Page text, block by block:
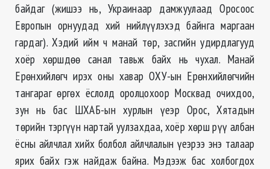
байдаг (жишээ нь, Украинаар дамжуулаад Оросоос
Европын орнуудад хий нийлүүлэхэд байнга маргаан
гардаг). Хэдий ийм ч манай төр, засгийн удирдлагууд
хоёр хөршдөө санал тавьж байх нь чухал. Манай
Ерөнхийлөгч ирэх оны хавар ОХУ-ын Ерөнхийлөгчийн
тангараг өргөх ёслолд оролцохоор Москвад очихдоо,
зун нь бас ШХАБ-ын хурлын үеэр Орос, Хятадын
төрийн тэргүүн нартай уулзахдаа, хоёр хөрш рүү албан
ёсны айлчлал хийх болбол айлчлалын үеэрээ энэ талаар
ярих байх гэж найдаж байна. Мэдээж бас холбогдох